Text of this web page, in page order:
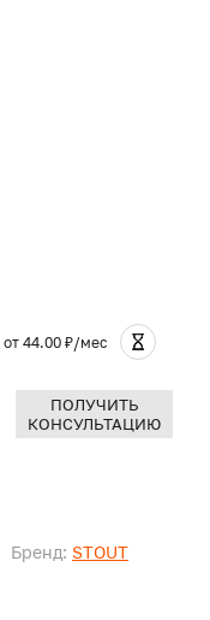
Бренд: STOUT
от 44.00 ₽/мес
ПОЛУЧИТЬ
КОНСУЛЬТАЦИЮ